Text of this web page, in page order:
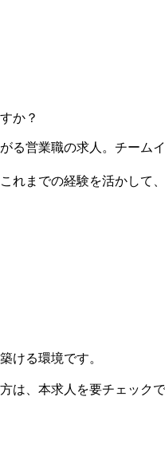
か？
る営業職の求人。チーム
れまでの経験を活かし
ける環境です。
は、本求人を要チェックで